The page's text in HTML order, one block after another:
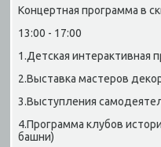
Концертная программа в
13:00 - 17:00
1.Детская интераκтивная
2.Выставка мастеров
3.Выступления
4.Программа клубов
башни)